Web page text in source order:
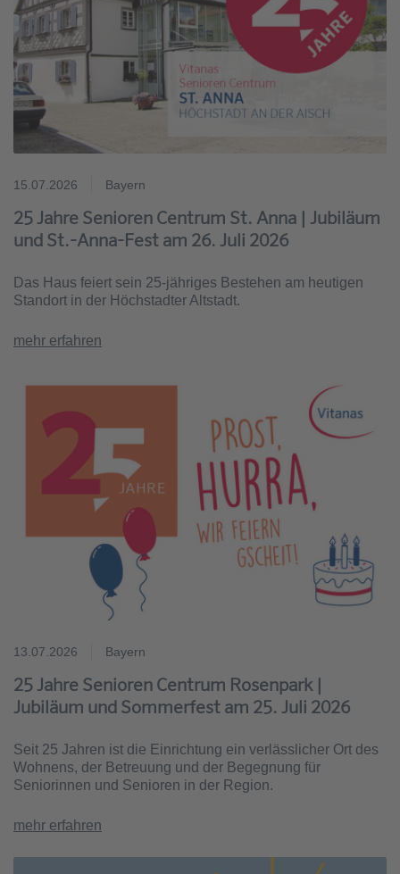
15.07.2026 Bayern
25 Jahre Senioren Centrum St. Anna | Jubiläum
und St.-Anna-Fest am 26. Juli 2026
Das Haus feiert sein 25-jähriges Bestehen am heutigen
Standort in der Höchstadter Altstadt.
mehr erfahren
13.07.2026 Bayern
25 Jahre Senioren Centrum Rosenpark |
Jubiläum und Sommerfest am 25. Juli 2026
Seit 25 Jahren ist die Einrichtung ein verlässlicher Ort des
Wohnens, der Betreuung und der Begegnung für
Seniorinnen und Senioren in der Region.
mehr erfahren